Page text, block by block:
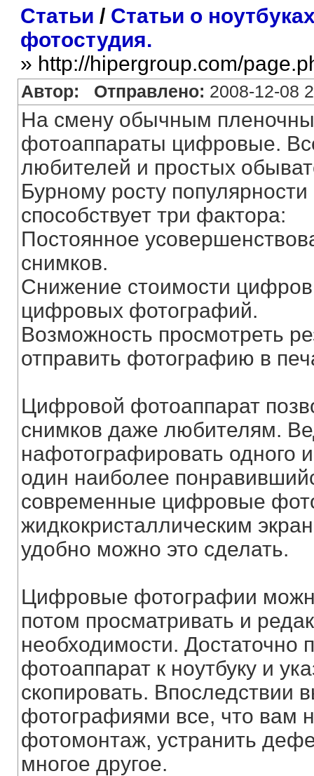
Статьи / Статьи о
фотостудия.
» http://hipergroup.com/
Автор: Отправлено: 2008-12-08
На смену обычным
фотоаппараты цифровые.
любителей и простых
Бурному росту
способствует три фактора:
Постоянное
снимков.
Снижение стоимости
цифровых фотографий.
Возможность просмотреть
отправить фотографию в
Цифровой фотоаппарат
снимков даже любителям.
нафотографировать одного
один наиболее
современные цифровые
жидкокристаллическим
удобно можно это сделать.
Цифровые фотографии
потом просматривать и
необходимости. Достаточно
фотоаппарат к ноутбуку и
скопировать. Впоследствии
фотографиями все, что вам
фотомонтаж, устранить
многое другое.